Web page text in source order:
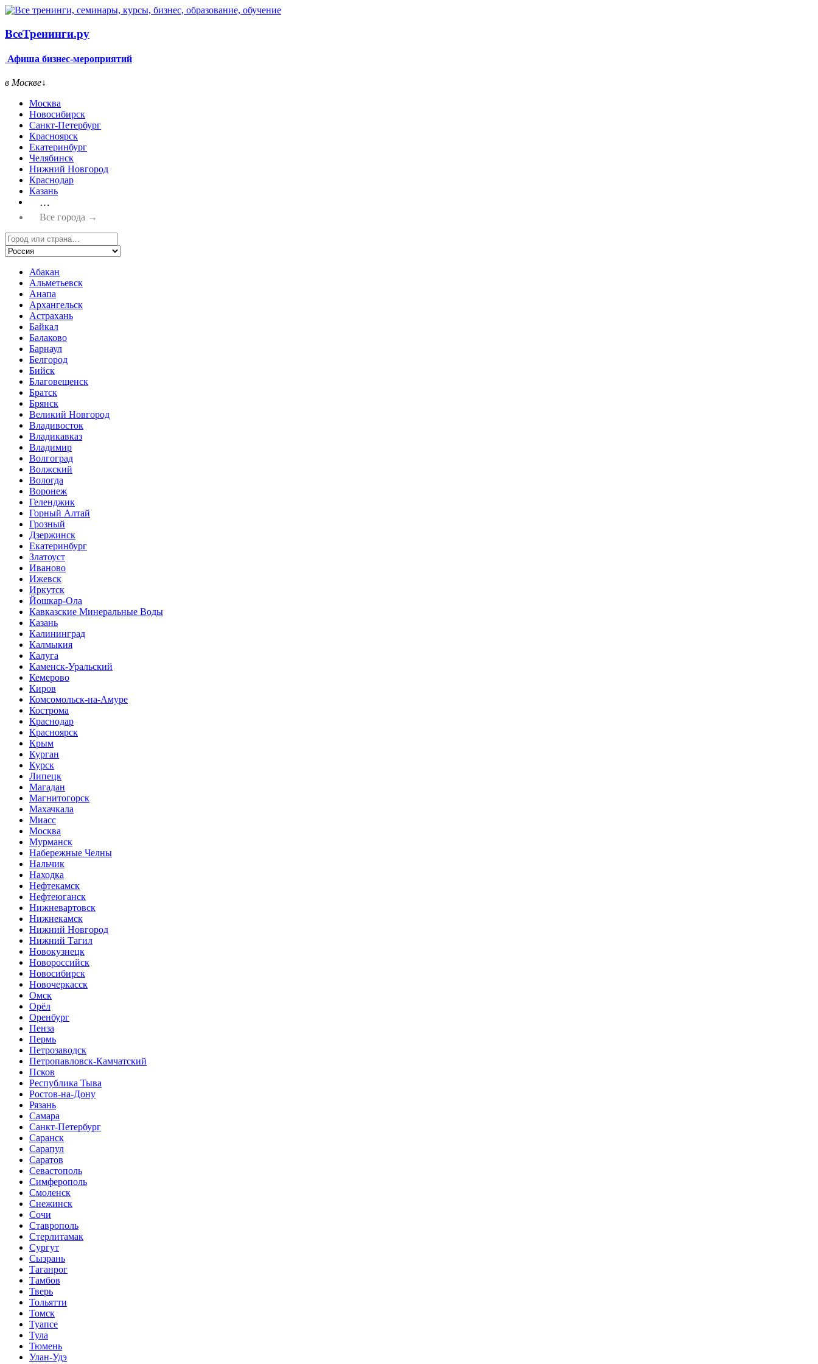
ВсеТренинги.ру
Афиша бизнес-мероприятий
в Москве↓
Москва
Новосибирск
Санкт-Петербург
Красноярск
Екатеринбург
Челябинск
Нижний Новгород
Краснодар
Казань
…
Все города →
Абакан
Альметьевск
Анапа
Архангельск
Астрахань
Байкал
Балаково
Барнаул
Белгород
Бийск
Благовещенск
Братск
Брянск
Великий Новгород
Владивосток
Владикавказ
Владимир
Волгоград
Волжский
Вологда
Воронеж
Геленджик
Горный Алтай
Грозный
Дзержинск
Екатеринбург
Златоуст
Иваново
Ижевск
Иркутск
Йошкар-Ола
Кавказские Минеральные Воды
Казань
Калининград
Калмыкия
Калуга
Каменск-Уральский
Кемерово
Киров
Комсомольск-на-Амуре
Кострома
Краснодар
Красноярск
Крым
Курган
Курск
Липецк
Магадан
Магнитогорск
Махачкала
Миасс
Москва
Мурманск
Набережные Челны
Нальчик
Находка
Нефтекамск
Нефтеюганск
Нижневартовск
Нижнекамск
Нижний Новгород
Нижний Тагил
Новокузнецк
Новороссийск
Новосибирск
Новочеркасск
Омск
Орёл
Оренбург
Пенза
Пермь
Петрозаводск
Петропавловск-Камчатский
Псков
Республика Тыва
Ростов-на-Дону
Рязань
Самара
Санкт-Петербург
Саранск
Сарапул
Саратов
Севастополь
Симферополь
Смоленск
Снежинск
Сочи
Ставрополь
Стерлитамак
Сургут
Сызрань
Таганрог
Тамбов
Тверь
Тольятти
Томск
Туапсе
Тула
Тюмень
Улан-Удэ